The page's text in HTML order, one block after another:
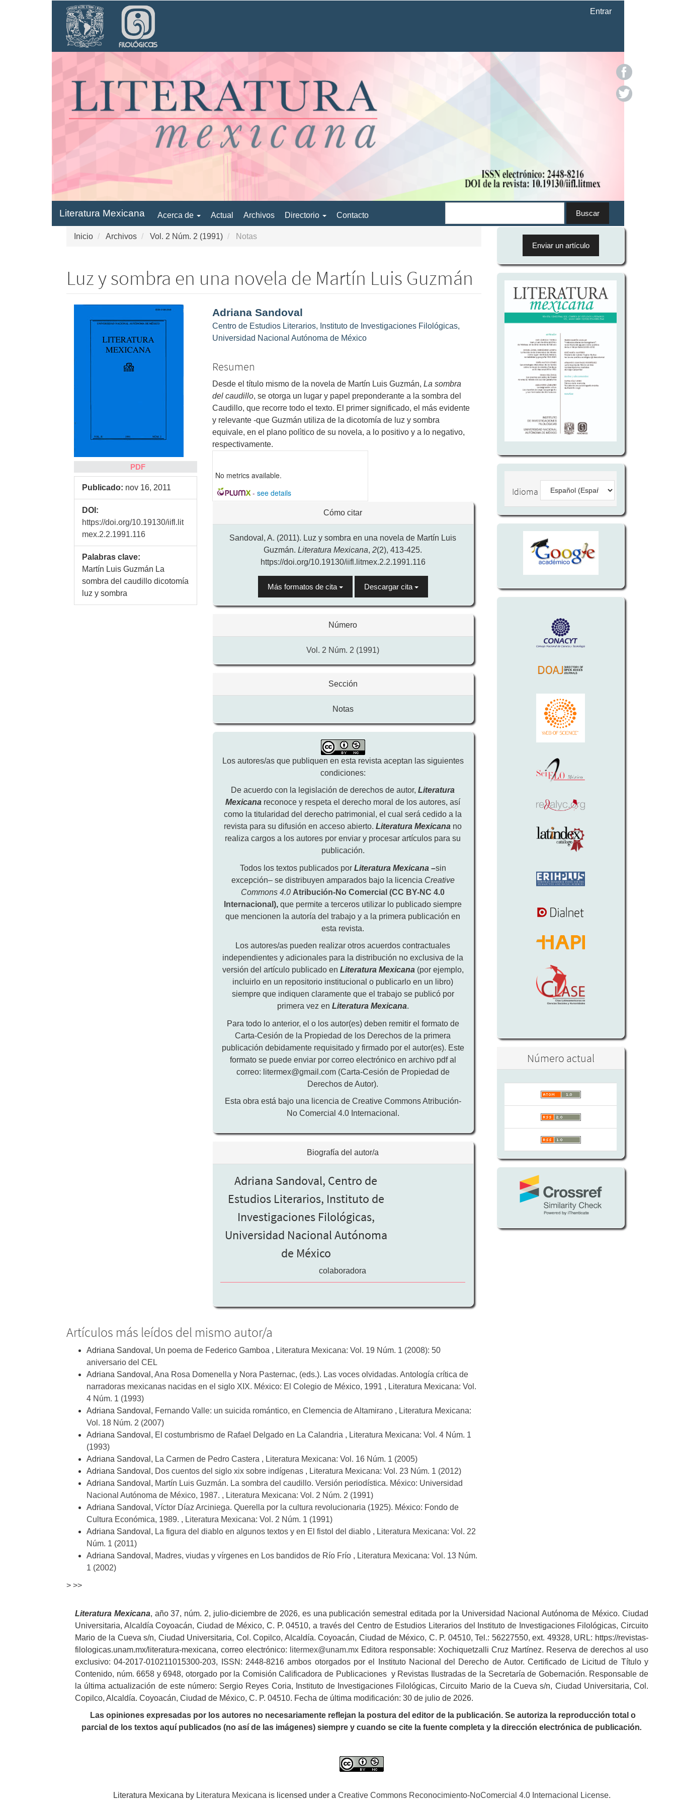
Navegación
principal
Contenido
principal
Barra
Entrar
Literatura Mexicana Acerca de Actual Archivos Directorio Contacto Buscar
Inicio Archivos Vol. 2 Núm. 2 (1991) Notas
Luz y sombra en una novela de Martín Luis Guzmán
Barra
lateral
artículo
PDF
Publicado: nov 16, 2011
DOI:
https://doi.org/10.19130/iifl.lit
mex.2.2.1991.116
Palabras clave:
Martín Luis Guzmán La
sombra del caudillo dicotomía
luz y sombra
Contenido
principal
del
Adriana Sandoval
Centro de Estudios Literarios, Instituto de Investigaciones Filológicas,
Universidad Nacional Autónoma de México
Resumen
Desde el título mismo de la novela de Martín Luis Guzmán, La sombra
del caudillo, se otorga un lugar y papel preponderante a la sombra del
Caudillo, que recorre todo el texto. El primer significado, el más evidente
y relevante -que Guzmán utiliza de la dicotomía de luz y sombra
equivale, en el plano polìtico de su novela, a lo positivo y a lo negativo,
respectivamente.
No metrics available.
- see details
artículo
Cómo citar
Sandoval, A. (2011). Luz y sombra en una novela de Martín Luis
Guzmán.Literatura Mexicana,2(2), 413-425.
https://doi.org/10.19130/iifl.litmex.2.2.1991.116
Más formatos de cita Descargar cita
Número
Vol. 2 Núm. 2 (1991)
Sección
Notas
Los autores/as que publiquen en esta revista aceptan las siguientes
condiciones:
De acuerdo con la legislación de derechos de autor,Literatura
Mexicana reconoce y respeta el derecho moral de los autores, así
como la titularidad del derecho patrimonial, el cual será cedido a la
revista para su difusión en acceso abierto.Literatura Mexicana no
realiza cargos a los autores por enviar y procesar artículos para su
publicación.
Todos los textos publicados por Literatura Mexicana–sin
excepción– se distribuyen amparados bajo la licencia Creative
Commons 4.0 Atribución-No Comercial (CC BY-NC 4.0
Internacional),que permite a terceros utilizar lo publicado siempre
que mencionen la autoría del trabajo y a la primera publicación en
esta revista.
Los autores/as pueden realizar otros acuerdos contractuales
independientes y adicionales para la distribución no exclusiva de la
versión del artículo publicado en Literatura Mexicana (por ejemplo,
incluirlo en un repositorio institucional o publicarlo en un libro)
siempre que indiquen claramente que el trabajo se publicó por
primera vez en Literatura Mexicana.
Para todo lo anterior, el o los autor(es) deben remitir el formato de
Carta-Cesión de la Propiedad de los Derechos de la primera
publicación debidamente requisitado y firmado por el autor(es). Este
formato se puede enviar por correo electrónico en archivo pdf al
correo: litermex@gmail.com (Carta-Cesión de Propiedad de
Derechos de Autor).
Esta obra está bajo una licencia de Creative Commons Atribución-
No Comercial 4.0 Internacional.
Biografía del autor/a
Adriana Sandoval, Centro de
Estudios Literarios, Instituto de
Investigaciones Filológicas,
Universidad Nacional Autónoma
de México
colaboradora
Artículos más leídos del mismo autor/a
Adriana Sandoval, Un poema de Federico Gamboa , Literatura Mexicana: Vol. 19 Núm. 1 (2008): 50
aniversario del CEL
Adriana Sandoval, Ana Rosa Domenella y Nora Pasternac, (eds.). Las voces olvidadas. Antología crítica de
narradoras mexicanas nacidas en el siglo XIX. México: El Colegio de México, 1991 , Literatura Mexicana: Vol.
4 Núm. 1 (1993)
Adriana Sandoval, Fernando Valle: un suicida romántico, en Clemencia de Altamirano , Literatura Mexicana:
Vol. 18 Núm. 2 (2007)
Adriana Sandoval, El costumbrismo de Rafael Delgado en La Calandria , Literatura Mexicana: Vol. 4 Núm. 1
(1993)
Adriana Sandoval, La Carmen de Pedro Castera , Literatura Mexicana: Vol. 16 Núm. 1 (2005)
Adriana Sandoval, Dos cuentos del siglo xix sobre indígenas , Literatura Mexicana: Vol. 23 Núm. 1 (2012)
Adriana Sandoval, Martín Luis Guzmán. La sombra del caudillo. Versión periodística. México: Universidad
Nacional Autónoma de México, 1987. , Literatura Mexicana: Vol. 2 Núm. 2 (1991)
Adriana Sandoval, Víctor Díaz Arciniega. Querella por la cultura revolucionaria (1925). México: Fondo de
Cultura Económica, 1989. , Literatura Mexicana: Vol. 2 Núm. 1 (1991)
Adriana Sandoval, La figura del diablo en algunos textos y en El fistol del diablo , Literatura Mexicana: Vol. 22
Núm. 1 (2011)
Adriana Sandoval, Madres, viudas y vírgenes en Los bandidos de Río Frío , Literatura Mexicana: Vol. 13 Núm.
1 (2002)
> >>
Enviar
artículo
Enviar un artículo
Idioma
Número actual
Literatura Mexicana, año 37, núm. 2, julio-diciembre de 2026, es una publicación semestral editada por la Universidad Nacional Autónoma de México. Ciudad
Universitaria, Alcaldía Coyoacán, Ciudad de México, C. P. 04510, a través del Centro de Estudios Literarios del Instituto de Investigaciones Filológicas, Circuito
Mario de la Cueva s/n, Ciudad Universitaria, Col. Copilco, Alcaldía. Coyoacán, Ciudad de México, C. P. 04510, Tel.: 56227550, ext. 49328, URL: https://revistas-
filologicas.unam.mx/literatura-mexicana, correo electrónico:
litermex@unam.mx Editora responsable: Xochiquetzalli Cruz Martínez. Reserva de derechos al uso
exclusivo: 04-2017-010211015300-203, ISSN: 2448-8216 ambos otorgados por el Instituto Nacional del Derecho de Autor. Certificado de Licitud de Título y
Contenido, núm. 6658 y 6948, otorgado por la Comisión Calificadora de Publicaciones y Revistas Ilustradas de la Secretaría de Gobernación. Responsable de
la última actualización de este número: Sergio Reyes Coria, Instituto de Investigaciones Filológicas, Circuito Mario de la Cueva s/n, Ciudad Universitaria, Col.
Copilco, Alcaldía. Coyoacán, Ciudad de México, C. P. 04510. Fecha de última modificación: 30 de julio de 2026.
Las opiniones expresadas por los autores no necesariamente reflejan la postura del editor de la publicación. Se autoriza la reproducción total o
parcial de los textos aquí publicados (no así de las imágenes) siempre y cuando se cite la fuente completa y la dirección electrónica de publicación.
Literatura Mexicana by Literatura Mexicana is licensed under a Creative Commons Reconocimiento-NoComercial 4.0 Internacional License.